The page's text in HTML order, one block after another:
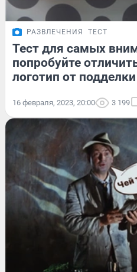
РАЗВЛЕЧЕНИЯ ТЕСТ
Тест для самых
попробуйте
логотип от подделки
16 февраля, 2023, 20:00 3 199